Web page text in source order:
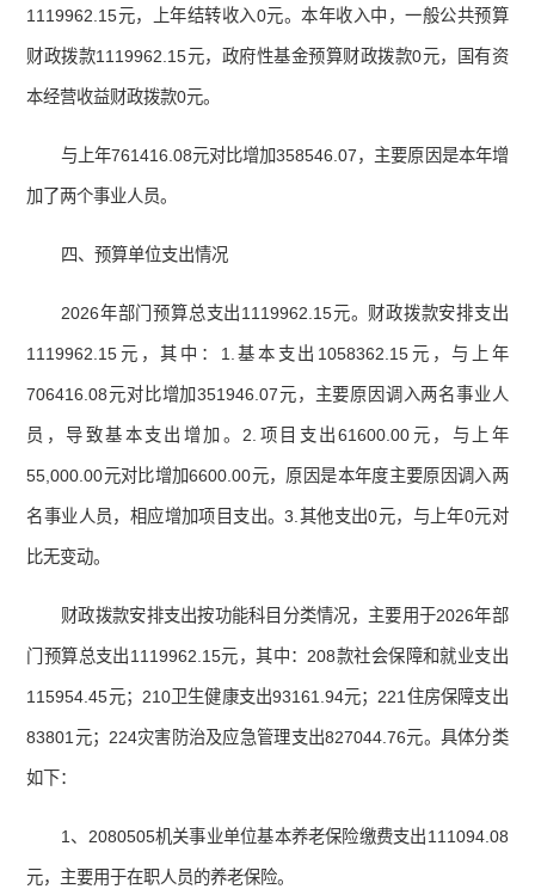
1119962.15元，上年结转收入0元。本年收入中，一般公共预算
财政拨款1119962.15元，政府性基金预算财政拨款0元，国有资
本经营收益财政拨款0元。
与上年761416.08元对比增加358546.07，主要原因是本年增
加了两个事业人员。
四、预算单位支出情况
2026年部门预算总支出1119962.15元。财政拨款安排支出
1119962.15元，其中：1.基本支出1058362.15元，与上年
706416.08元对比增加351946.07元，主要原因调入两名事业人
员，导致基本支出增加。2.项目支出61600.00元，与上年
55,000.00元对比增加6600.00元，原因是本年度主要原因调入两
名事业人员，相应增加项目支出。3.其他支出0元，与上年0元对
比无变动。
财政拨款安排支出按功能科目分类情况，主要用于2026年部
门预算总支出1119962.15元，其中：208款社会保障和就业支出
115954.45元；210卫生健康支出93161.94元；221住房保障支出
83801元；224灾害防治及应急管理支出827044.76元。具体分类
如下：
1、2080505机关事业单位基本养老保险缴费支出111094.08
元，主要用于在职人员的养老保险。